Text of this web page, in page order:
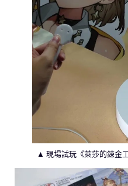
▲ 現場試玩《萊莎的鍊金